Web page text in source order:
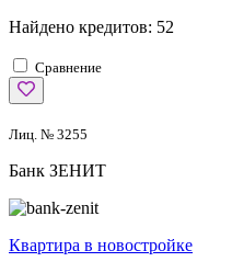
Найдено кредитов: 52
Сравнение
Лиц. № 3255
Банк ЗЕНИТ
Квартира в новостройке